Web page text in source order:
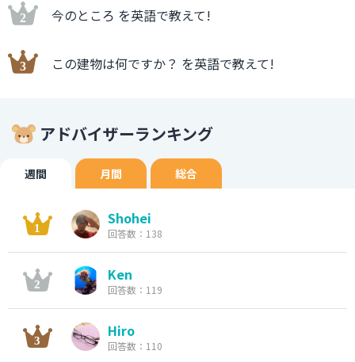
今のところ を英語で教えて!
この建物は何ですか？ を英語で教えて!
アドバイザーランキング
週間 月間 総合
Shohei
回答数：138
Ken
回答数：119
Hiro
回答数：110